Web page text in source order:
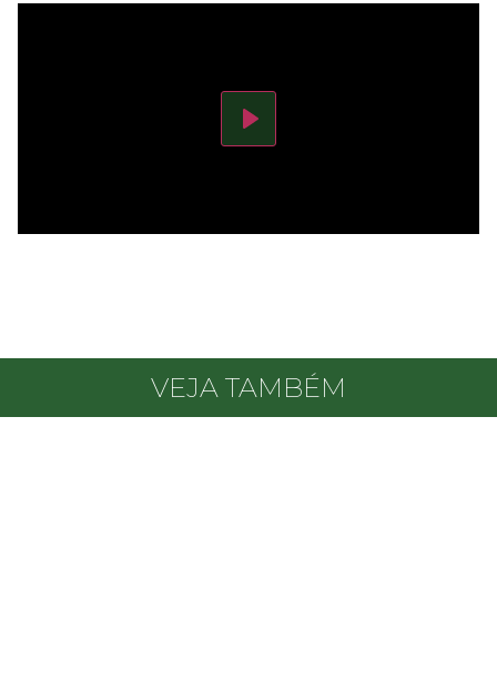
Play
VEJA TAMBÉM